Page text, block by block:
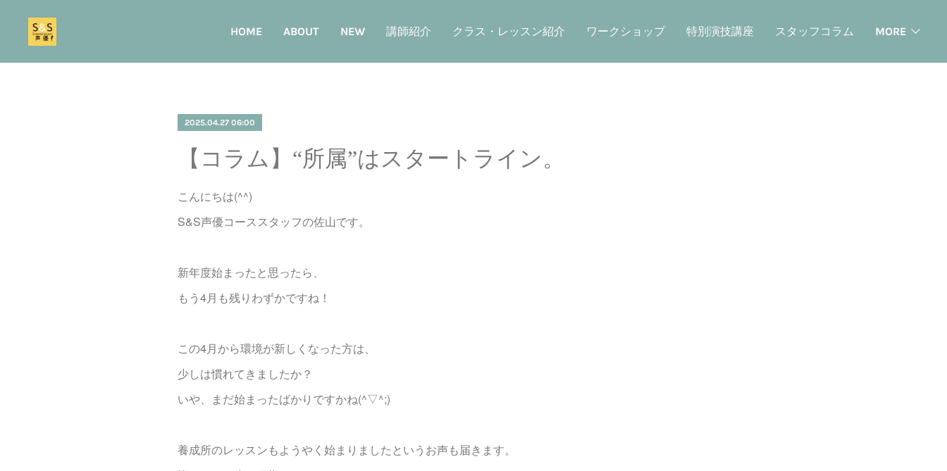
HOME ABOUT NEW 講師紹介 クラス・レッスン紹介 ワークショップ 特別演技講座 スタッフコラム MORE
2025.04.27 06:00
【コラム】“所属”はスタートライン。
こんにちは(^^)
S&S声優コーススタッフの佐山です。
新年度始まったと思ったら、
もう4月も残りわずかですね！
この4月から環境が新しくなった方は、
少しは慣れてきましたか？
いや、まだ始まったばかりですかね(^▽^;)
養成所のレッスンもようやく始まりましたというお声も届きます。